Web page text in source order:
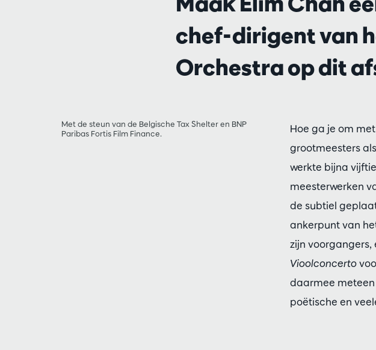
chef-dirigent van
Orchestra op dit
Hoe ga je om
grootmeesters
werkte bijna
meesterwerken
de subtiel
ankerpunt van
zijn voorgangers,
Vioolconcerto
daarmee meteen
poëtische en
Met de steun van de Belgische Tax Shelter en BNP
Paribas Fortis Film Finance.